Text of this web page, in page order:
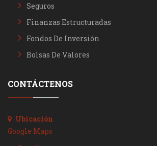
Seguros
Finanzas Estructuradas
Fondos De Inversión
Bolsas De Valores
CONTÁCTENOS
Ubicación
Google Maps